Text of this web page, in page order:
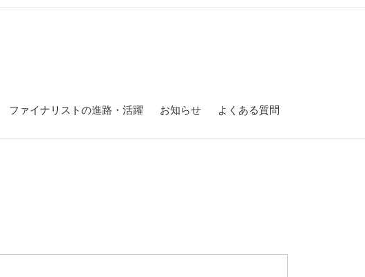
ファイナリストの進路・活躍 お知らせ よくある質問